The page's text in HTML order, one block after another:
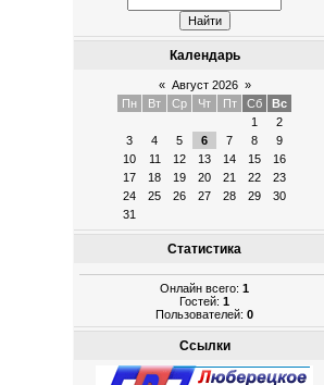
Календарь
« Август 2026 »
Пн
Вт Ср Чт Пт Сб
Вс
1
2
3
4 5 6 7 8
9
10
11 12 13 14 15
16
17
18 19 20 21 22
23
24
25 26 27 28 29
30
31
Статистика
Онлайн всего:1
Гостей:1
Пользователей:0
Ссылки